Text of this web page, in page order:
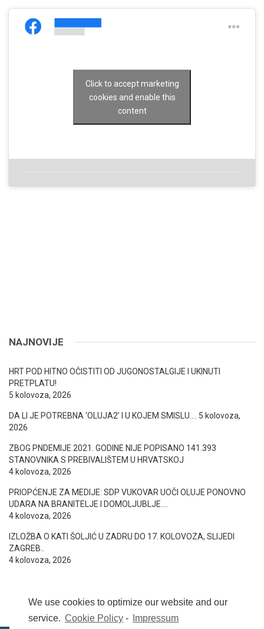
We use cookies to optimize our website and our
service. Cookie Policy - Impressum
Click to accept marketing
cookies and enable this
content
NAJNOVIJE
HRT POD HITNO OČISTITI OD JUGONOSTALGIJE I UKINUTI
PRETPLATU!
5 kolovoza, 2026
DA LI JE POTREBNA ‘OLUJA2’ I U KOJEM SMISLU….
5 kolovoza,
2026
ZBOG PNDEMIJE 2021. GODINE NIJE POPISANO 141.393
STANOVNIKA S PREBIVALIŠTEM U HRVATSKOJ
4 kolovoza, 2026
PRIOPĆENJE ZA MEDIJE: SDP VUKOVAR UOČI OLUJE PONOVNO
UDARA NA BRANITELJE I DOMOLJUBLJE….
4 kolovoza, 2026
IZLOŽBA O KATI ŠOLJIĆ U ZADRU DO 17. KOLOVOZA, SLIJEDI
ZAGREB..
4 kolovoza, 2026